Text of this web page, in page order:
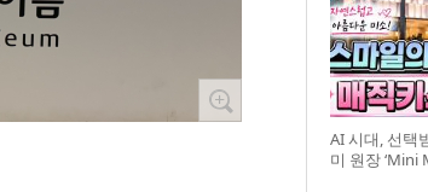
AI 시대, 선택
미 원장 ‘Mini